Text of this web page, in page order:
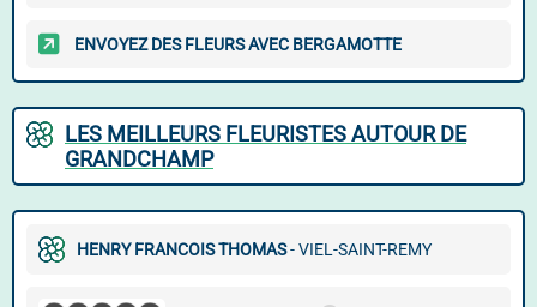
ENVOYEZ DES FLEURS AVEC BERGAMOTTE
LES MEILLEURS FLEURISTES AUTOUR DE
GRANDCHAMP
HENRY FRANCOIS THOMAS- VIEL-SAINT-REMY